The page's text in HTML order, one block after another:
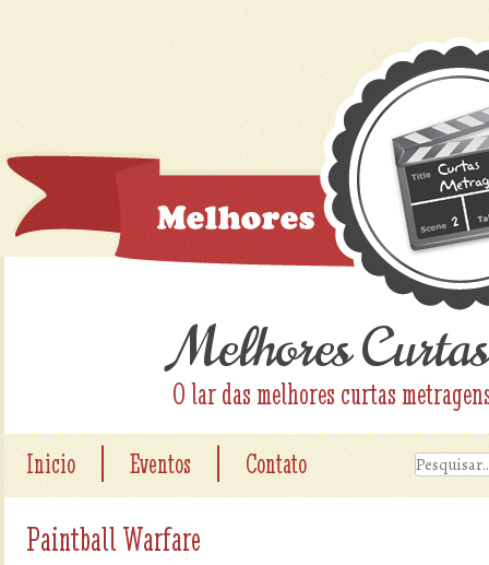
Melhores Curtas
O lar das melhores curtas
Inicio Eventos Contato
Paintball Warfare